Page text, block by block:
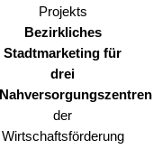
Projekts
Bezirkliches
Stadtmarketing für
drei
Nahversorgungszentren
der
Wirtschaftsförderung